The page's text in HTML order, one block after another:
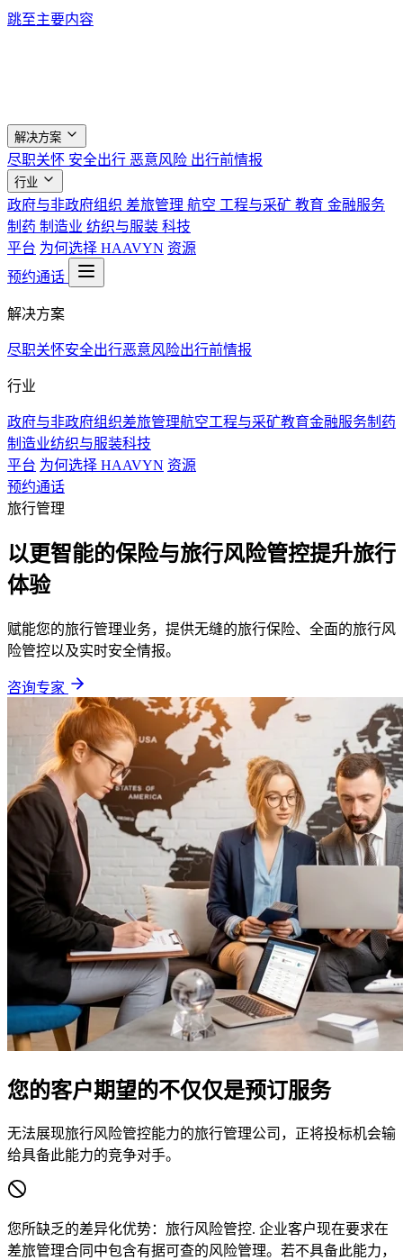
跳至主要内容
解决方案
尽职关怀 安全出行 恶意风险 出行前情报
行业
政府与非政府组织 差旅管理 航空 工程与采矿 教育 金融服务
制药 制造业 纺织与服装 科技
平台 为何选择 HAAVYN 资源
预约通话
解决方案
尽职关怀安全出行恶意风险出行前情报
行业
政府与非政府组织差旅管理航空工程与采矿教育金融服务制药
制造业纺织与服装科技
平台 为何选择 HAAVYN 资源
预约通话
旅行管理
以更智能的保险与旅行风险管控提升旅行
体验
赋能您的旅行管理业务，提供无缝的旅行保险、全面的旅行风
险管控以及实时安全情报。
咨询专家
您的客户期望的不仅仅是预订服务
无法展现旅行风险管控能力的旅行管理公司，正将投标机会输
给具备此能力的竞争对手。
您所缺乏的差异化优势：旅行风险管控. 企业客户现在要求在
差旅管理合同中包含有据可查的风险管理。若不具备此能力，